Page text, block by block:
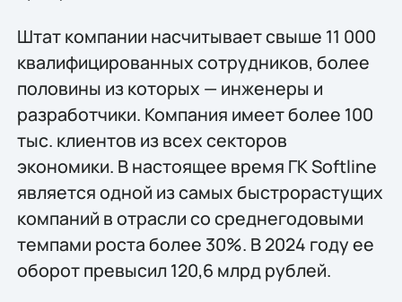
Штат компании насчитывает свыше 11 000
квалифицированных сотрудников, более
половины из которых — инженеры и
разработчики. Компания имеет более 100
тыс. клиентов из всех секторов
экономики. В настоящее время ГК Softline
является одной из самых быстрорастущих
компаний в отрасли со среднегодовыми
темпами роста более 30%. В 2024 году ее
оборот превысил 120,6 млрд рублей.